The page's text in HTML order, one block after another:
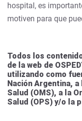
hospital, es
motiven para que
Todos los
de la web de
utilizando como
Nación Argentina,
Salud (OMS), a la
Salud (OPS) y/o la